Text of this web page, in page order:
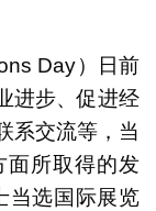
Day）日前
进步、促进经
系交流等，当
面所取得的发
当选国际展览